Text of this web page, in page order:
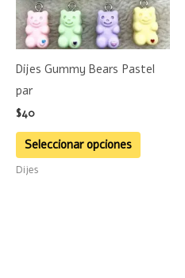
Dijes Gummy Bears Pastel
par
$40
Seleccionar opciones
Las
opciones
pueden
página
Dijes